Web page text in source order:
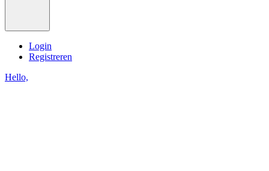
Login
Registreren
Hello,